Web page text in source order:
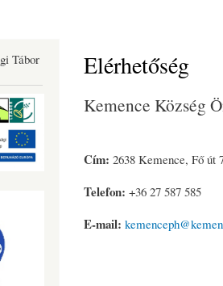
Tábor
Elérhetőség
Kemence Község
Cím: 2638 Kemence, Fő út
Telefon: +36 27 587 585
E-mail: